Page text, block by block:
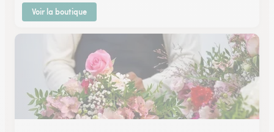
Voir la boutique